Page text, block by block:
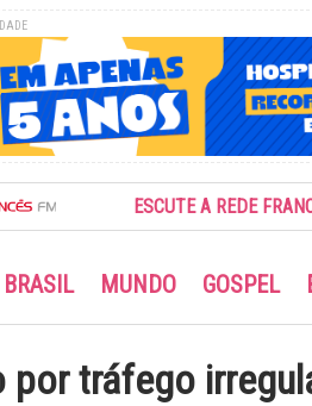
ESCUTE A REDE FRANCÊS
BRASIL MUNDO GOSPEL
por tráfego